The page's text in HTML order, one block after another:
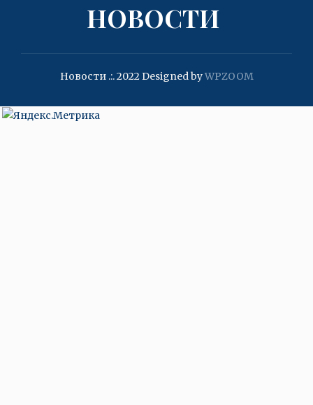
НОВОСТИ
Новости .:. 2022Designed byWPZOOM